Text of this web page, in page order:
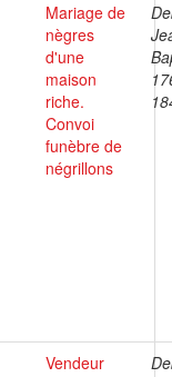
Mariage de
nègres
d'une
maison
riche.
Convoi
funèbre de
négrillons
Vendeur